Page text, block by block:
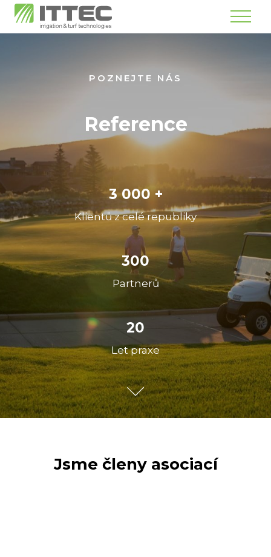
Menu
POZNEJTE NÁS
Reference
3 000 +
Klientů z celé republiky
300
Partnerů
20
Let praxe
Jsme členy asociací